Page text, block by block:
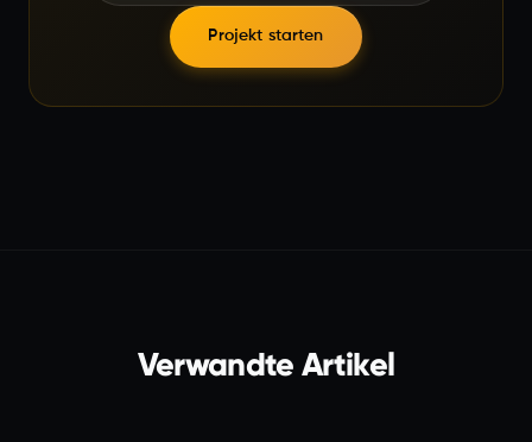
Projekt starten
Verwandte Artikel